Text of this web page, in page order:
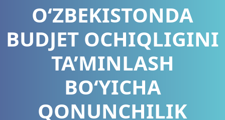
O‘ZBEKISTONDA
BUDJET OCHIQLIGINI
TA’MINLASH
BO‘YICHA
QONUNCHILIK